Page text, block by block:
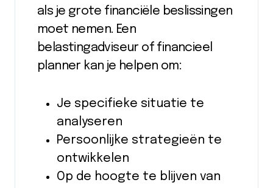
als je grote financiële beslissingen
moet nemen. Een
belastingadviseur of financieel
planner kan je helpen om:
Je specifieke situatie te
analyseren
Persoonlijke strategieën te
ontwikkelen
Op de hoogte te blijven van